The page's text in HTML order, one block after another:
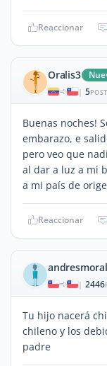
Reaccionar
Oralis3
| 5
Buenas noches!
embarazo, e
pero veo que
al dar a luz a mi
a mi país de
Reaccionar
| 2446
Tu hijo nacerá
chileno y los
padre